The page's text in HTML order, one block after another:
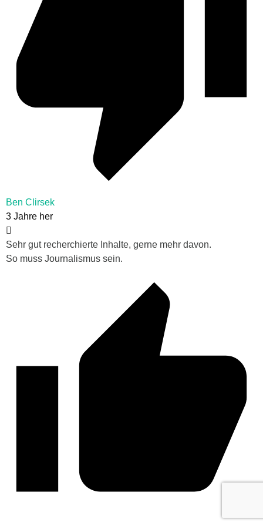
Ben Clirsek
3 Jahre her
Sehr gut recherchierte Inhalte, gerne mehr davon.
So muss Journalismus sein.